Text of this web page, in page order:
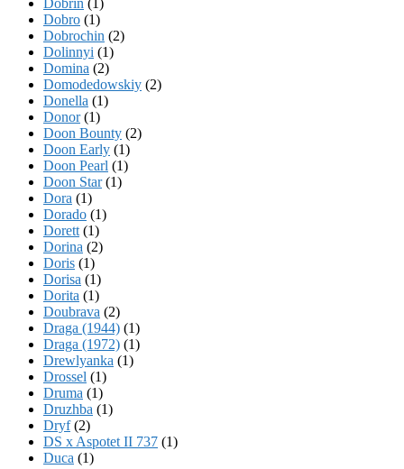
Dobro (1)
Dobrochin (2)
Dolinnyi (1)
Domina (2)
Domodedowskiy (2)
Donella (1)
Donor(1)
Doon Bounty (2)
Doon Early (1)
Doon Pearl (1)
Doon Star(1)
Dora (1)
Dorado (1)
Dorett (1)
Dorina (2)
Doris (1)
Dorisa (1)
Dorita (1)
Doubrava (2)
Draga (1944) (1)
Draga (1972) (1)
Drewlyanka (1)
Drossel (1)
Druma (1)
Druzhba (1)
Dryf(2)
DS x Aspotet II 737 (1)
Duca (1)